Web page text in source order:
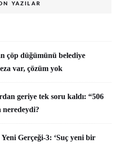
YAZILAR
çöp düğümünü belediye
var, çözüm yok
geriye tek soru kaldı: “506
neredeydi?
Gerçeği-3: ‘Suç yeni bir